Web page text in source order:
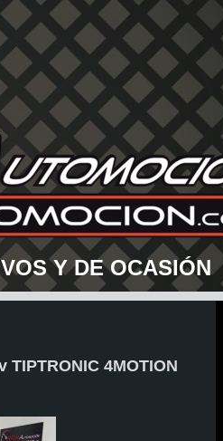
Y DE OCASIÓN
TIPTRONIC 4MOTION